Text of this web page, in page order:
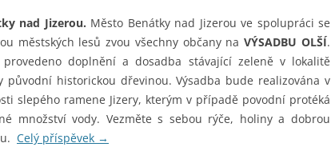
nad Jizerou. Město Benátky nad Jizerou ve spolupráci se
městských lesů zvou všechny občany naVÝSADBU OLŠÍ.
provedeno doplnění a dosadba stávající zeleně v lokalitě
původní historickou dřevinou. Výsadba bude realizována v
slepého ramene Jizery, kterým v případě povodní protéká
množství vody. Vezměte s sebou rýče, holiny a dobrou
Celý příspěvek →